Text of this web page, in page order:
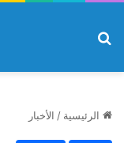
الرئيسية / الأخبار